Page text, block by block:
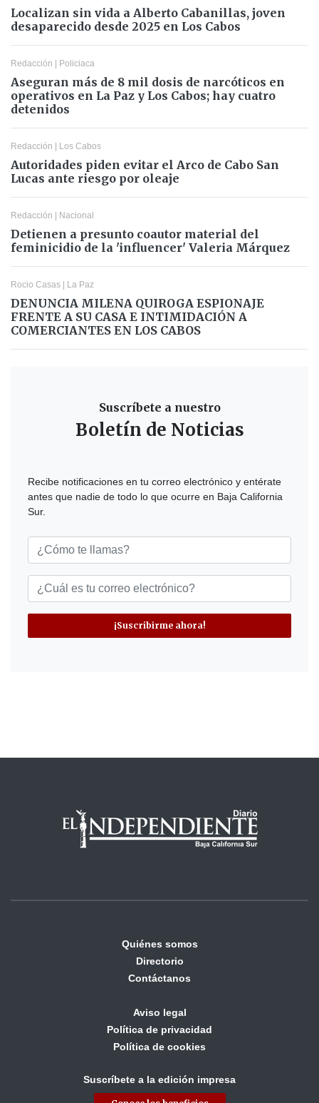
Localizan sin vida a Alberto Cabanillas, joven
desaparecido desde 2025 en Los Cabos
Redacción | Policiaca
Aseguran más de 8 mil dosis de narcóticos en
operativos en La Paz y Los Cabos; hay cuatro
detenidos
Redacción | Los Cabos
Autoridades piden evitar el Arco de Cabo San
Lucas ante riesgo por oleaje
Redacción | Nacional
Detienen a presunto coautor material del
feminicidio de la 'influencer' Valeria Márquez
Rocio Casas | La Paz
DENUNCIA MILENA QUIROGA ESPIONAJE
FRENTE A SU CASA E INTIMIDACIÓN A
COMERCIANTES EN LOS CABOS
Suscríbete a nuestro
Boletín de Noticias
Recibe notificaciones en tu correo electrónico y entérate
antes que nadie de todo lo que ocurre en Baja California
Sur.
¡Suscribirme ahora!
Quiénes somos
Directorio
Contáctanos
Aviso legal
Política de privacidad
Política de cookies
Suscríbete a la edición impresa